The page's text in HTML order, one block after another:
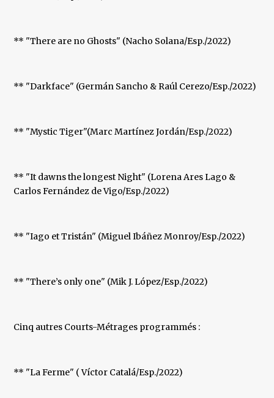
** "There are no Ghosts" (Nacho Solana/Esp./2022)
** "Darkface" (Germán Sancho & Raúl Cerezo/Esp./2022)
** "Mystic Tiger"(Marc Martínez Jordán/Esp./2022)
** "It dawns the longest Night" (Lorena Ares Lago &
Carlos Fernández de Vigo/Esp./2022)
** "Iago et Tristán" (Miguel Ibáñez Monroy/Esp./2022)
** "There’s only one" (Mik J. López/Esp./2022)
Cinq autres Courts-Métrages programmés :
** "La Ferme" ( Víctor Catalá/Esp./2022)